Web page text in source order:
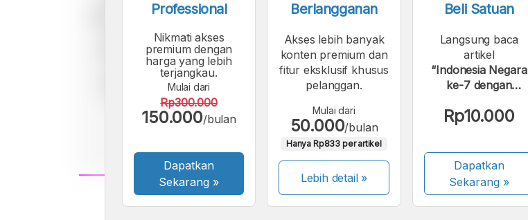
A
Font
A A
Professional
Nikmati akses
premium dengan
harga yang lebih
terjangkau.
Mulai dari
Rp300.000
150.000/bulan
Dapatkan
Sekarang »
Berlangganan
Akses lebih banyak
konten premium dan
fitur eksklusif khusus
pelanggan.
Mulai dari
50.000/bulan
Hanya Rp833 per artikel
Lebih detail »
Beli Satuan
Langsung baca
artikel
“Indonesia Negara
ke-7 dengan
yang Tak Terhubung
Rp10.000
Dapatkan
Sekarang»